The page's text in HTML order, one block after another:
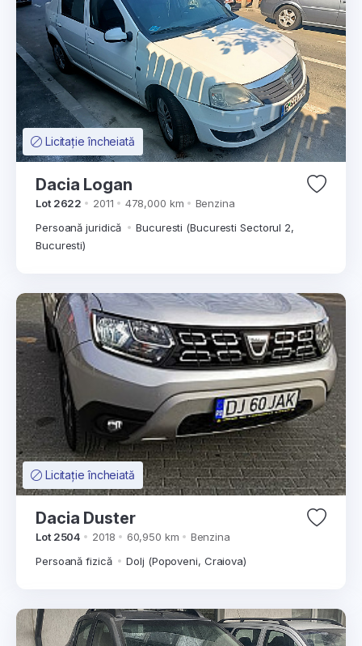
Licitație încheiată
Dacia Logan
Lot 2622 2011 478,000 km
Benzina
Persoană juridică
Bucuresti (Bucuresti Sectorul 2,
Bucuresti)
Licitație încheiată
Dacia Duster
Lot 2504 2018 60,950 km
Benzina
Persoană fizică
Dolj (Popoveni, Craiova)